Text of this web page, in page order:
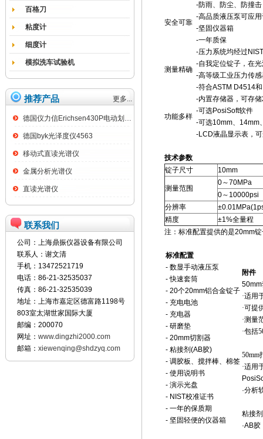
百格刀
粘度计
细度计
模拟洗车试验机
推荐产品 更多...
德国仪力信Erichsen430P电动划格试验仪
德国byk光泽度仪4563
移动式直读光谱仪
金属分析光谱仪
直读光谱仪
联系我们
公司：上海鼎振仪器设备有限公司
联系人：谢文清
手机：13472521719
电话：86-21-32535037
传真：86-21-32535039
地址：上海市嘉定区德富路1198号
803室太湖世家国际大厦
邮编：200070
网址： www.dingzhi2000.com
邮箱： xiewenqing@shdzyq.com
安全可靠
-
-
-
-
防雨、防尘、防撞击
高品质液压泵可应
坚固仪器箱
一年质保
测量精确
-
-
-
-
压力系统均经过
自我定位锭子，在
高等级工业压力传
符合ASTM D4514
功能多样
-
-
-
-
内置存储器，可存
可选PosiSoft软件
可选10mm、14mm
LCD液晶显示表，
技术参数
锭子尺寸
10mm
测量范围
0～70MPa
0～10000psi
分辨率
精度
±1%全量程
注：标准配置提供的是20mm锭
标准配置
- 数显手动液压泵
- 快速套筒
- 20个20mm铝合金锭子
- 充电电池
- 充电器
- 研磨垫
- 20mm切割器
- 粘接剂(AB胶)
- 调胶板、搅拌棒、棉签
- 使用说明书
- 演示光盘
- NIST校准证书
- 一年的保质期
- 坚固轻便的仪器箱
附件
50mm
·适用
·可提
·测量
·包括
50mm
·适用
·分析
粘接剂
·AB胶